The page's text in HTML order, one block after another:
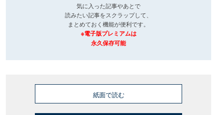
気に入った記事やあとで
読みたい記事をスクラップして、
まとめておく機能が便利です。
※電子版プレミアムは
永久保存可能
紙面で読む